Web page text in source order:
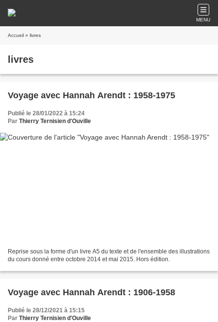
MENU
Accueil » livres
livres
Voyage avec Hannah Arendt : 1958-1975
Publié le 28/01/2022 à 15:24
Par Thierry Ternisien d'Ouville
Reprise sous la forme d'un livre A5 du texte et de l'ensemble des illustrations
du cours donné entre octobre 2014 et mai 2015. Hors édition.
Voyage avec Hannah Arendt : 1906-1958
Publié le 28/12/2021 à 15:15
Par Thierry Ternisien d'Ouville